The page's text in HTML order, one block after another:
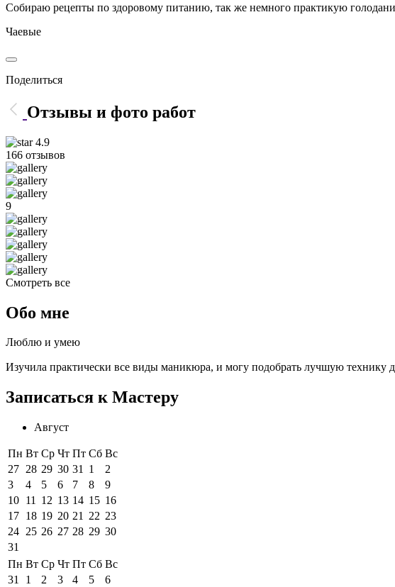
Собираю рецепты по здоровому питанию, так же немного практикую
Чаевые
Поделиться
Отзывы и фото работ
4.9
166 отзывов
9
Смотреть все
Обо мне
Люблю и умею
Изучила практически все виды маникюра, и могу подобрать лучшую технику
Записаться к Мастеру
Август
Пн Вт Ср Чт Пт Сб Вс
27 28 29 30 31 1
2
3
4 5 6 7 8
9
10 11 12 13 14 15 16
17 18 19 20 21 22 23
24 25 26 27 28 29 30
31
Пн Вт Ср Чт Пт Сб Вс
31
1 2 3 4 5
6